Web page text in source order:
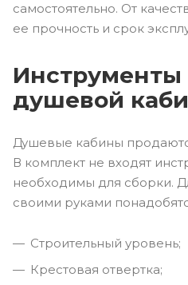
самостоятельно. От
ее прочность и срок
Инструменты
душевой
Душевые кабины
В комплект не входят
необходимы для сборки.
своими руками
Строительный уровень;
Крестовая отвертка;